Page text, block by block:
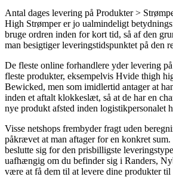
Antal dages levering på Produkter >
High Strømper er jo ualmindeligt
bruge ordren inden for kort tid, så af den
man besigtiger leveringstidspunktet på den
De fleste online forhandlere yder levering
fleste produkter, eksempelvis Hvide thigh
Bewicked, men som imidlertid antager at
inden et aftalt klokkeslæt, så at de har en
nye produkt afsted inden logistikpersonalet
Visse netshops frembyder fragt uden
påkrævet at man aftager for en konkret
beslutte sig for den prisbilligste
uafhængig om du befinder sig i Randers,
være at få dem til at levere dine produkter til